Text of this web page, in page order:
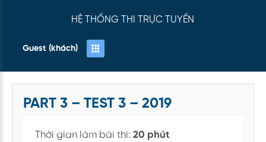
HỆ THỐNG THI TRỰC TUYẾN
Guest (khách)
PART 3 – TEST 3 – 2019
Thời gian làm bài thi: 20 phút